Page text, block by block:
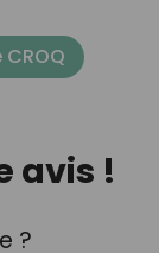
avis !
?